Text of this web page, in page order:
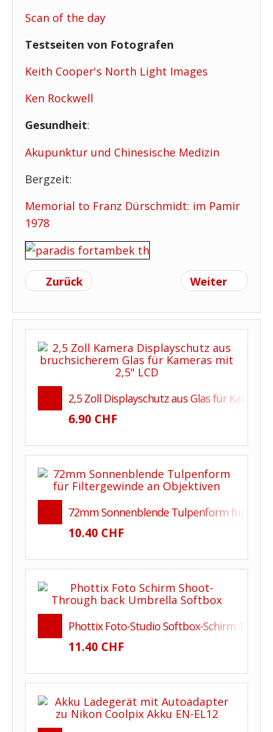
Scan of the day
Testseiten von Fotografen
Keith Cooper's North Light Images
Ken Rockwell
Gesundheit:
Akupunktur und Chinesische Medizin
Bergzeit:
Memorial to Franz Dürschmidt: im Pamir
1978
Zurück Weiter
2,5 Zoll Displayschutz aus Glas für
6.90 CHF
72mm Sonnenblende Tulpenform für
10.40 CHF
Phottix Foto-Studio Softbox-Schirm 101cm
11.40 CHF